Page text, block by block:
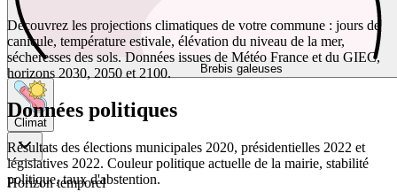
Brebis galeuses
Climat
Horizon temporel
Découvrez les projections climatiques de votre commune : jours de
canicule, température estivale, élévation du niveau de la mer,
sécheresses des sols. Données issues de Météo France et du GIEC,
horizons 2030, 2050 et 2100.
Données politiques
Résultats des élections municipales 2020, présidentielles 2022 et
législatives 2022. Couleur politique actuelle de la mairie, stabilité
politique, taux d'abstention.